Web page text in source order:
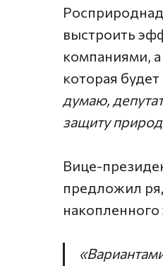
выстроить
компаниями,
которая
думаю,
защиту
Вице-
предложил